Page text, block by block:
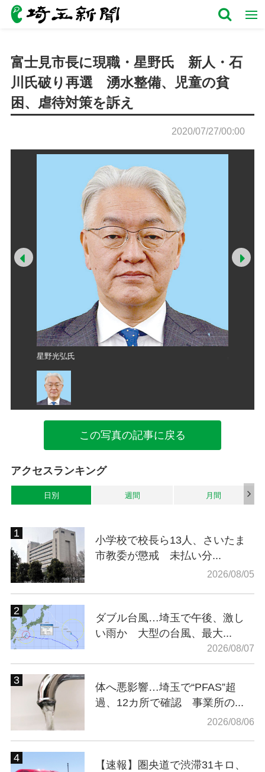
富士見市長に現職・星野氏 新人・石
川氏破り再選 湧水整備、児童の貧
困、虐待対策を訴え
2020/07/27/00:00
星野光弘氏
Prev
この写真の記事に戻る
アクセスランキング
日別 週間 月間
小学校で校長ら13人、さいたま
市教委が懲戒 未払い分...
2026/08/05
ダブル台風…埼玉で午後、激し
い雨か 大型の台風、最大...
2026/08/07
体へ悪影響…埼玉で“PFAS”超
過、12カ所で確認 事業所の...
2026/08/06
【速報】圏央道で渋滞31キロ、